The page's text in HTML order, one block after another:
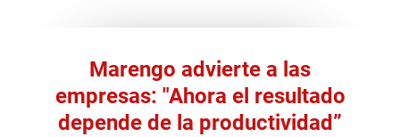
Marengo advierte a las
empresas: "Ahora el resultado
depende de la productividad”